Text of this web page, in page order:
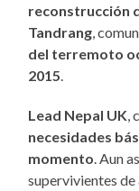
reconstrucción
Tandrang ,
del terremoto
2015
Lead Nepal UK ,
necesidades
momento . Aun
supervivientes